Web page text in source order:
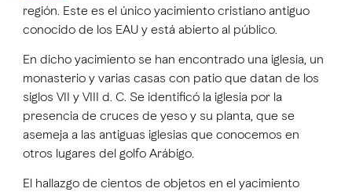
región. Este es el único yacimiento cristiano antiguo
conocido de los EAU y está abierto al público.
En dicho yacimiento se han encontrado una iglesia, un
monasterio y varias casas con patio que datan de los
siglos VII y VIII d. C. Se identificó la iglesia por la
presencia de cruces de yeso y su planta, que se
asemeja a las antiguas iglesias que conocemos en
otros lugares del golfo Arábigo.
El hallazgo de cientos de objetos en el yacimiento